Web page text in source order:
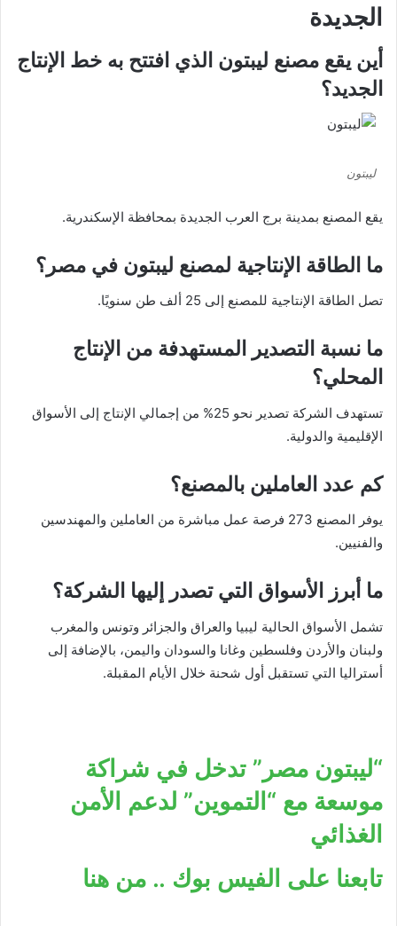
الجديدة
أين يقع مصنع ليبتون الذي افتتح به خط الإنتاج
الجديد؟
ليبتون
يقع المصنع بمدينة برج العرب الجديدة بمحافظة الإسكندرية.
ما الطاقة الإنتاجية لمصنع ليبتون في مصر؟
تصل الطاقة الإنتاجية للمصنع إلى 25 ألف طن سنويًا.
ما نسبة التصدير المستهدفة من الإنتاج
المحلي؟
تستهدف الشركة تصدير نحو 25% من إجمالي الإنتاج إلى الأسواق
الإقليمية والدولية.
كم عدد العاملين بالمصنع؟
يوفر المصنع 273 فرصة عمل مباشرة من العاملين والمهندسين
والفنيين.
ما أبرز الأسواق التي تصدر إليها الشركة؟
تشمل الأسواق الحالية ليبيا والعراق والجزائر وتونس والمغرب
ولبنان والأردن وفلسطين وغانا والسودان واليمن، بالإضافة إلى
أستراليا التي تستقبل أول شحنة خلال الأيام المقبلة.
“ليبتون مصر” تدخل في شراكة
موسعة مع “التموين” لدعم الأمن
الغذائي
تابعنا على الفيس بوك .. من هنا